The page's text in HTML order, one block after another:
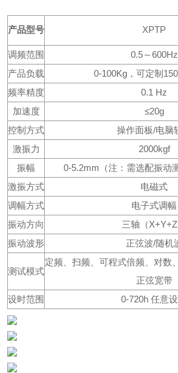
产品型号 XPTP
调频范围 0.5～600Hz
产品负载
0-100Kg，可定制
频率精度
0.1 Hz
加速度
≤20g
控制方式
操作面板/电脑
激振力
2000kgf
振幅
0-5.2mm （注：需选配振动
激振方式
电磁式
调幅方式
电子式调幅
振动方向
三轴（X+Y+Z
振动波形
正弦波/随机
测试模式
定频、扫频、 可程式倍频、对数
正弦宽带
设时范围
0-720h 任意